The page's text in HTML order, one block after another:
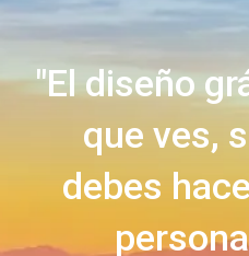
"El diseño
que ves,
debes